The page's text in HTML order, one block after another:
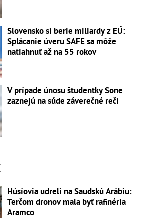
Slovensko si berie miliardy z EÚ:
Splácanie úveru SAFE sa môže
natiahnuť až na 55 rokov
V prípade únosu študentky Sone
zaznejú na súde záverečné reči
Húsíovia udreli na Saudskú Arábiu:
Terčom dronov mala byť rafinéria
Aramco